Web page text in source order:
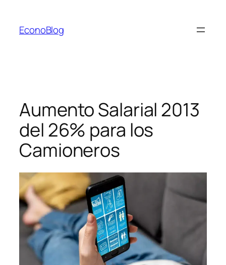
contenido
EconoBlog
Aumento Salarial 2013
del 26% para los
Camioneros